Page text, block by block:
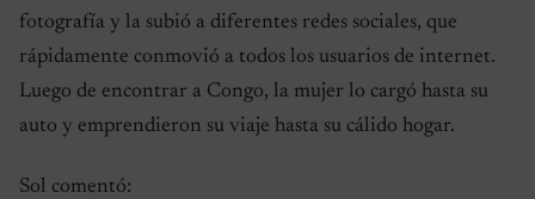
fotografía y la subió a diferentes redes sociales, que
rápidamente conmovió a todos los usuarios de internet.
Luego de encontrar a Congo, la mujer lo cargó hasta su
auto y emprendieron su viaje hasta su cálido hogar.
Sol comentó: